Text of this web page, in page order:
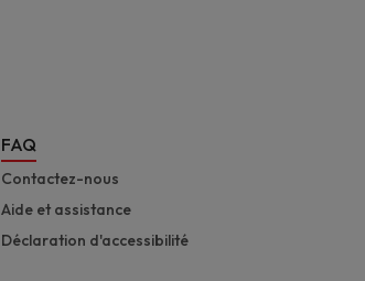
FAQ
Contactez-nous
Aide et assistance
Déclaration d'accessibilité